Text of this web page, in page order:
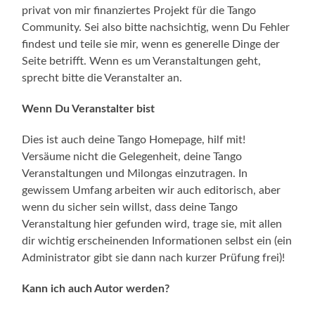
privat von mir finanziertes Projekt für die Tango
Community. Sei also bitte nachsichtig, wenn Du Fehler
findest und teile sie mir, wenn es generelle Dinge der
Seite betrifft. Wenn es um Veranstaltungen geht,
sprecht bitte die Veranstalter an.
Wenn Du Veranstalter bist
Dies ist auch deine Tango Homepage, hilf mit!
Versäume nicht die Gelegenheit, deine Tango
Veranstaltungen und Milongas einzutragen. In
gewissem Umfang arbeiten wir auch editorisch, aber
wenn du sicher sein willst, dass deine Tango
Veranstaltung hier gefunden wird, trage sie, mit allen
dir wichtig erscheinenden Informationen selbst ein (ein
Administrator gibt sie dann nach kurzer Prüfung frei)!
Kann ich auch Autor werden?